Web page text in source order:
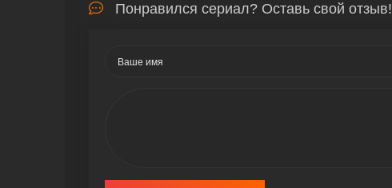
Понравился сериал? Оставь свой отзыв!